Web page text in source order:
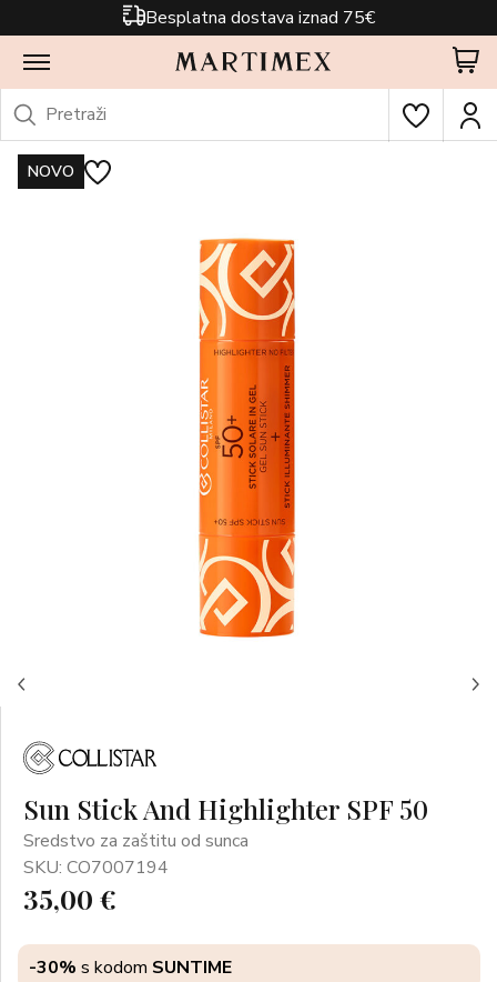
Besplatna dostava iznad 75€
NOVO
Sun Stick And Highlighter SPF 50
Sredstvo za zaštitu od sunca
SKU: CO7007194
35,00 €
-30% s kodom SUNTIME